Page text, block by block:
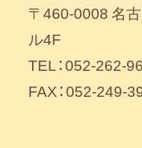
〒460-0008 名
ル4F
TEL：052-262-
FAX：052-249-